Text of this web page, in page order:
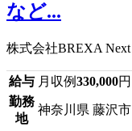
など...
株式会社BREXA Next
給与 月収例330,000円
勤務
地
神奈川県 藤沢市